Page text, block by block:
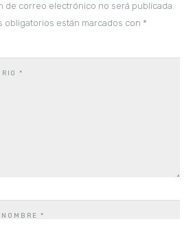
de correo electrónico no será publicada.
obligatorios están marcados con *
*
NOMBRE*